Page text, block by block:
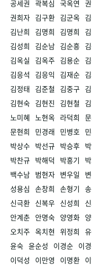
공세권 곽복심 국옥연
권희자 김구환 김군옥
김난희
김명희 김명희
김성희
김순남 김순흥
김옥실
김옥주 김용순
김응석
김응익 김재순
김정태 김준철 김중구
김현숙 김현진 김현철
노미혜 노현옥 라덕희
문현희
민경래 민병호
박상수 박선규 박승후
박찬규 박해덕 박흥기
백수남 범현자 변우일
성용심 손창희 손형기
신극환 신복우 신성희
안계춘 안명숙 양영화
오치주 옥치현 위정희
윤숙 윤순성 이경순 이
이덕성
이만영 이명환